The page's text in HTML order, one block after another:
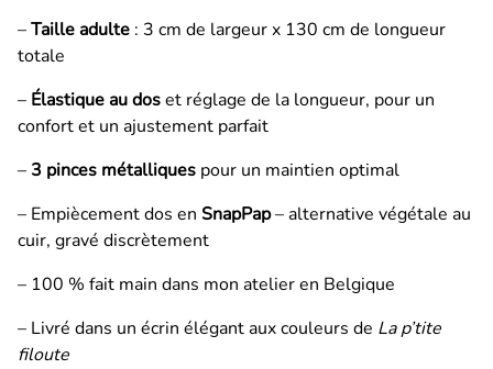
–Taille adulte : 3 cm de largeur x 130 cm de longueur
totale
– Élastique au doset réglage de la longueur, pour un
confort et un ajustement parfait
– 3 pinces métalliques pour un maintien optimal
– Empiècement dos en SnapPap– alternative végétale au
cuir, gravé discrètement
– 100 % fait main dans mon atelier en Belgique
– Livré dans un écrin élégant aux couleurs de La p’tite
filoute